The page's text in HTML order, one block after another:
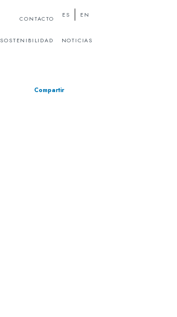
CONTACTO
ES EN
SOSTENIBILIDAD NOTICIAS
Compartir